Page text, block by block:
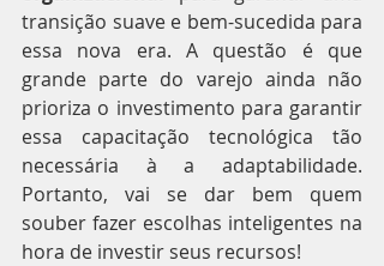
transição suave e bem-sucedida para
essa nova era. A questão é que
grande parte do varejo ainda não
prioriza o investimento para garantir
essa capacitação tecnológica tão
necessária à a adaptabilidade.
Portanto, vai se dar bem quem
souber fazer escolhas inteligentes na
hora de investir seus recursos!